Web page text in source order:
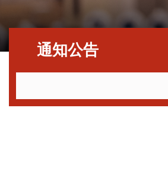
通知公告